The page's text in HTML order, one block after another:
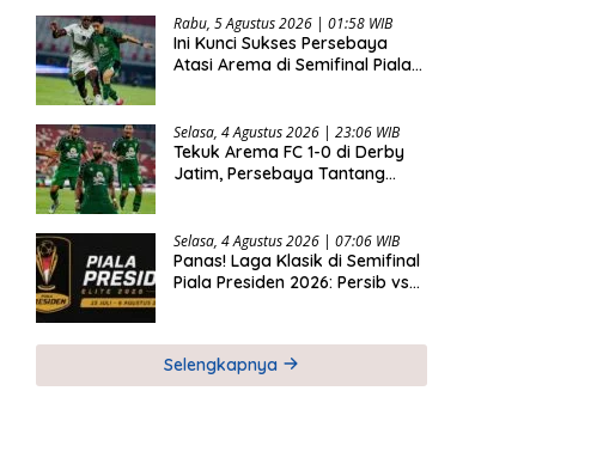
Rabu, 5 Agustus 2026 | 01:58 WIB
Ini Kunci Sukses Persebaya
Atasi Arema di Semifinal Piala
Selasa, 4 Agustus 2026 | 23:06 WIB
Tekuk Arema FC 1-0 di Derby
Jatim, Persebaya Tantang
Selasa, 4 Agustus 2026 | 07:06 WIB
Panas! Laga Klasik di Semifinal
Piala Presiden 2026: Persib vs
Selengkapnya